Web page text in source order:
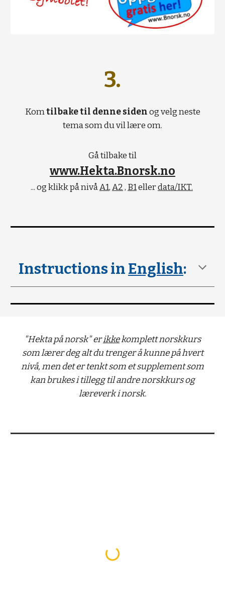
3.
Komtilbake til denne sidenog velg neste
tema som du vil lære om.
Gå tilbake til
www.Hekta.Bnorsk.no
... og klikk på nivåA1,A2, B1ellerdata/IKT.
Instructions in English:
"Hekta på norsk" erikkekomplett norskkurs
som lærer deg alt du trenger å kunne på hvert
nivå, men det er tenkt som et supplement som
kan brukes i tillegg til andre norskkurs og
læreverk i norsk.